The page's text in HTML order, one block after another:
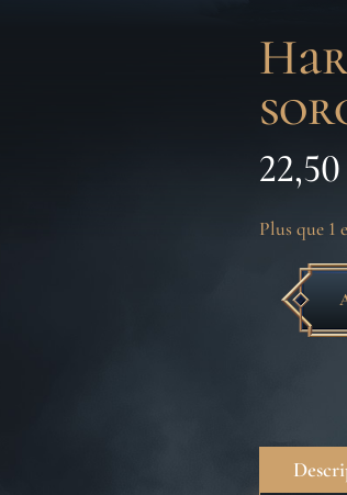
22,50
Plus que 1
quantité
l'école